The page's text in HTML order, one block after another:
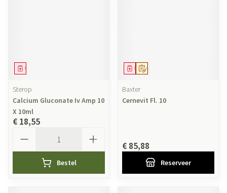
Geneesmiddel
Sterop
Calcium Gluconate Iv Amp 10
X 10ml
€ 18,55
Bestel
Op voorschrift
Geneesmiddel
Baxter
Cernevit Fl. 10
€ 85,88
Reserveer